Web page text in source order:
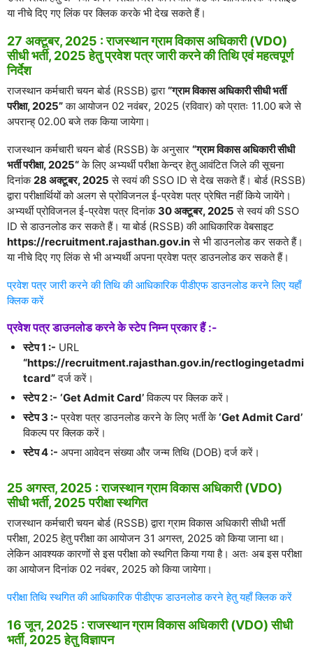
या नीचे दिए गए लिंक पर क्लिक करके भी देख सकते हैं।
27 अक्टूबर, 2025 : राजस्थान ग्राम विकास अधिकारी (VDO)
सीधी भर्ती, 2025 हेतु प्रवेश पत्र जारी करने की तिथि एवं महत्वपूर्ण
निर्देश
राजस्थान कर्मचारी चयन बोर्ड (RSSB) द्वारा“ग्राम विकास अधिकारी सीधी भर्ती
परीक्षा, 2025”का आयोजन 02 नवंबर, 2025 (रविवार) को प्रातः 11.00 बजे से
अपरान्ह् 02.00 बजे तक किया जायेगा।
राजस्थान कर्मचारी चयन बोर्ड (RSSB) के अनुसार “ग्राम विकास अधिकारी सीधी
भर्ती परीक्षा, 2025“के लिए अभ्यर्थी परीक्षा केन्द्र हेतु आवंटित जिले की सूचना
दिनांक28 अक्टूबर, 2025 से स्वयं की SSO ID से देख सकते हैं। बोर्ड (RSSB)
द्वारा परीक्षार्थियों को अलग से प्रोविजनल ई-प्रवेश पत्र प्रेषित नहीं किये जायेंगे।
अभ्यर्थी प्रोविजनल ई-प्रवेश पत्र दिनांक 30 अक्टूबर, 2025 से स्वयं की SSO
ID से डाउनलोड कर सकते हैं। या बोर्ड (RSSB) की आधिकारिक वेबसाइट
https://recruitment.rajasthan.gov.inसे भी डाउनलोड कर सकते हैं।
या नीचे दिए गए लिंक से भी अभ्यर्थी अपना प्रवेश पत्र डाउनलोड कर सकते हैं।
प्रवेश पत्र जारी करने की तिथि की आधिकारिक पीडीएफ डाउनलोड करने लिए यहाँ
क्लिक करें
प्रवेश पत्र डाउनलोड करने के स्टेप निम्न प्रकार हैं :-
स्टेप 1 :- URL
“https://recruitment.rajasthan.gov.in/rectlogingetadmi
tcard”दर्ज करें।
स्टेप 2 :- ‘Get Admit Card’विकल्प पर क्लिक करें।
स्टेप 3 :- प्रवेश पत्र डाउनलोड करने के लिए भर्ती के‘Get Admit Card’
विकल्प पर क्लिक करें।
स्टेप 4 :- अपना आवेदन संख्या और जन्म तिथि (DOB) दर्ज करें।
25 अगस्त, 2025 : राजस्थान ग्राम विकास अधिकारी (VDO)
सीधी भर्ती, 2025 परीक्षा स्थगित
राजस्थान कर्मचारी चयन बोर्ड (RSSB) द्वारा ग्राम विकास अधिकारी सीधी भर्ती
परीक्षा, 2025 हेतु परीक्षा का आयोजन 31 अगस्त, 2025 को किया जाना था।
लेकिन आवश्यक कारणों से इस परीक्षा को स्थगित किया गया है। अतः अब इस परीक्षा
का आयोजन दिनांक 02 नवंबर, 2025 को किया जायेगा।
परीक्षा तिथि स्थगित की आधिकारिक पीडीएफ डाउनलोड करने हेतु यहाँ क्लिक करें
16 जून, 2025 : राजस्थान ग्राम विकास अधिकारी (VDO) सीधी
भर्ती, 2025 हेतु विज्ञापन